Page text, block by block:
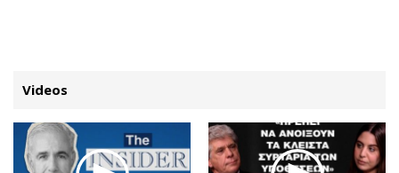
ΚΑΤΗΓΟΡΙΕΣ ΣΥΝΔΕΣΗ
Videos